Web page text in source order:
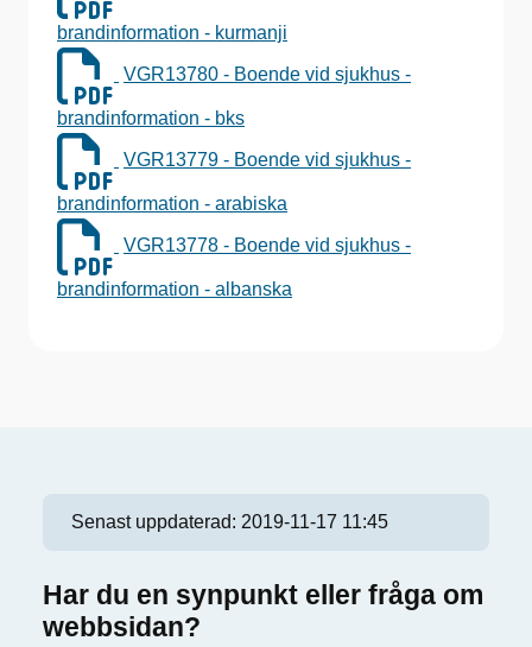
brandinformation - kurmanji
VGR13780 - Boende vid sjukhus -
brandinformation - bks
VGR13779 - Boende vid sjukhus -
brandinformation - arabiska
VGR13778 - Boende vid sjukhus -
brandinformation - albanska
Senast uppdaterad: 2019-11-17 11:45
Har du en synpunkt eller fråga om
webbsidan?